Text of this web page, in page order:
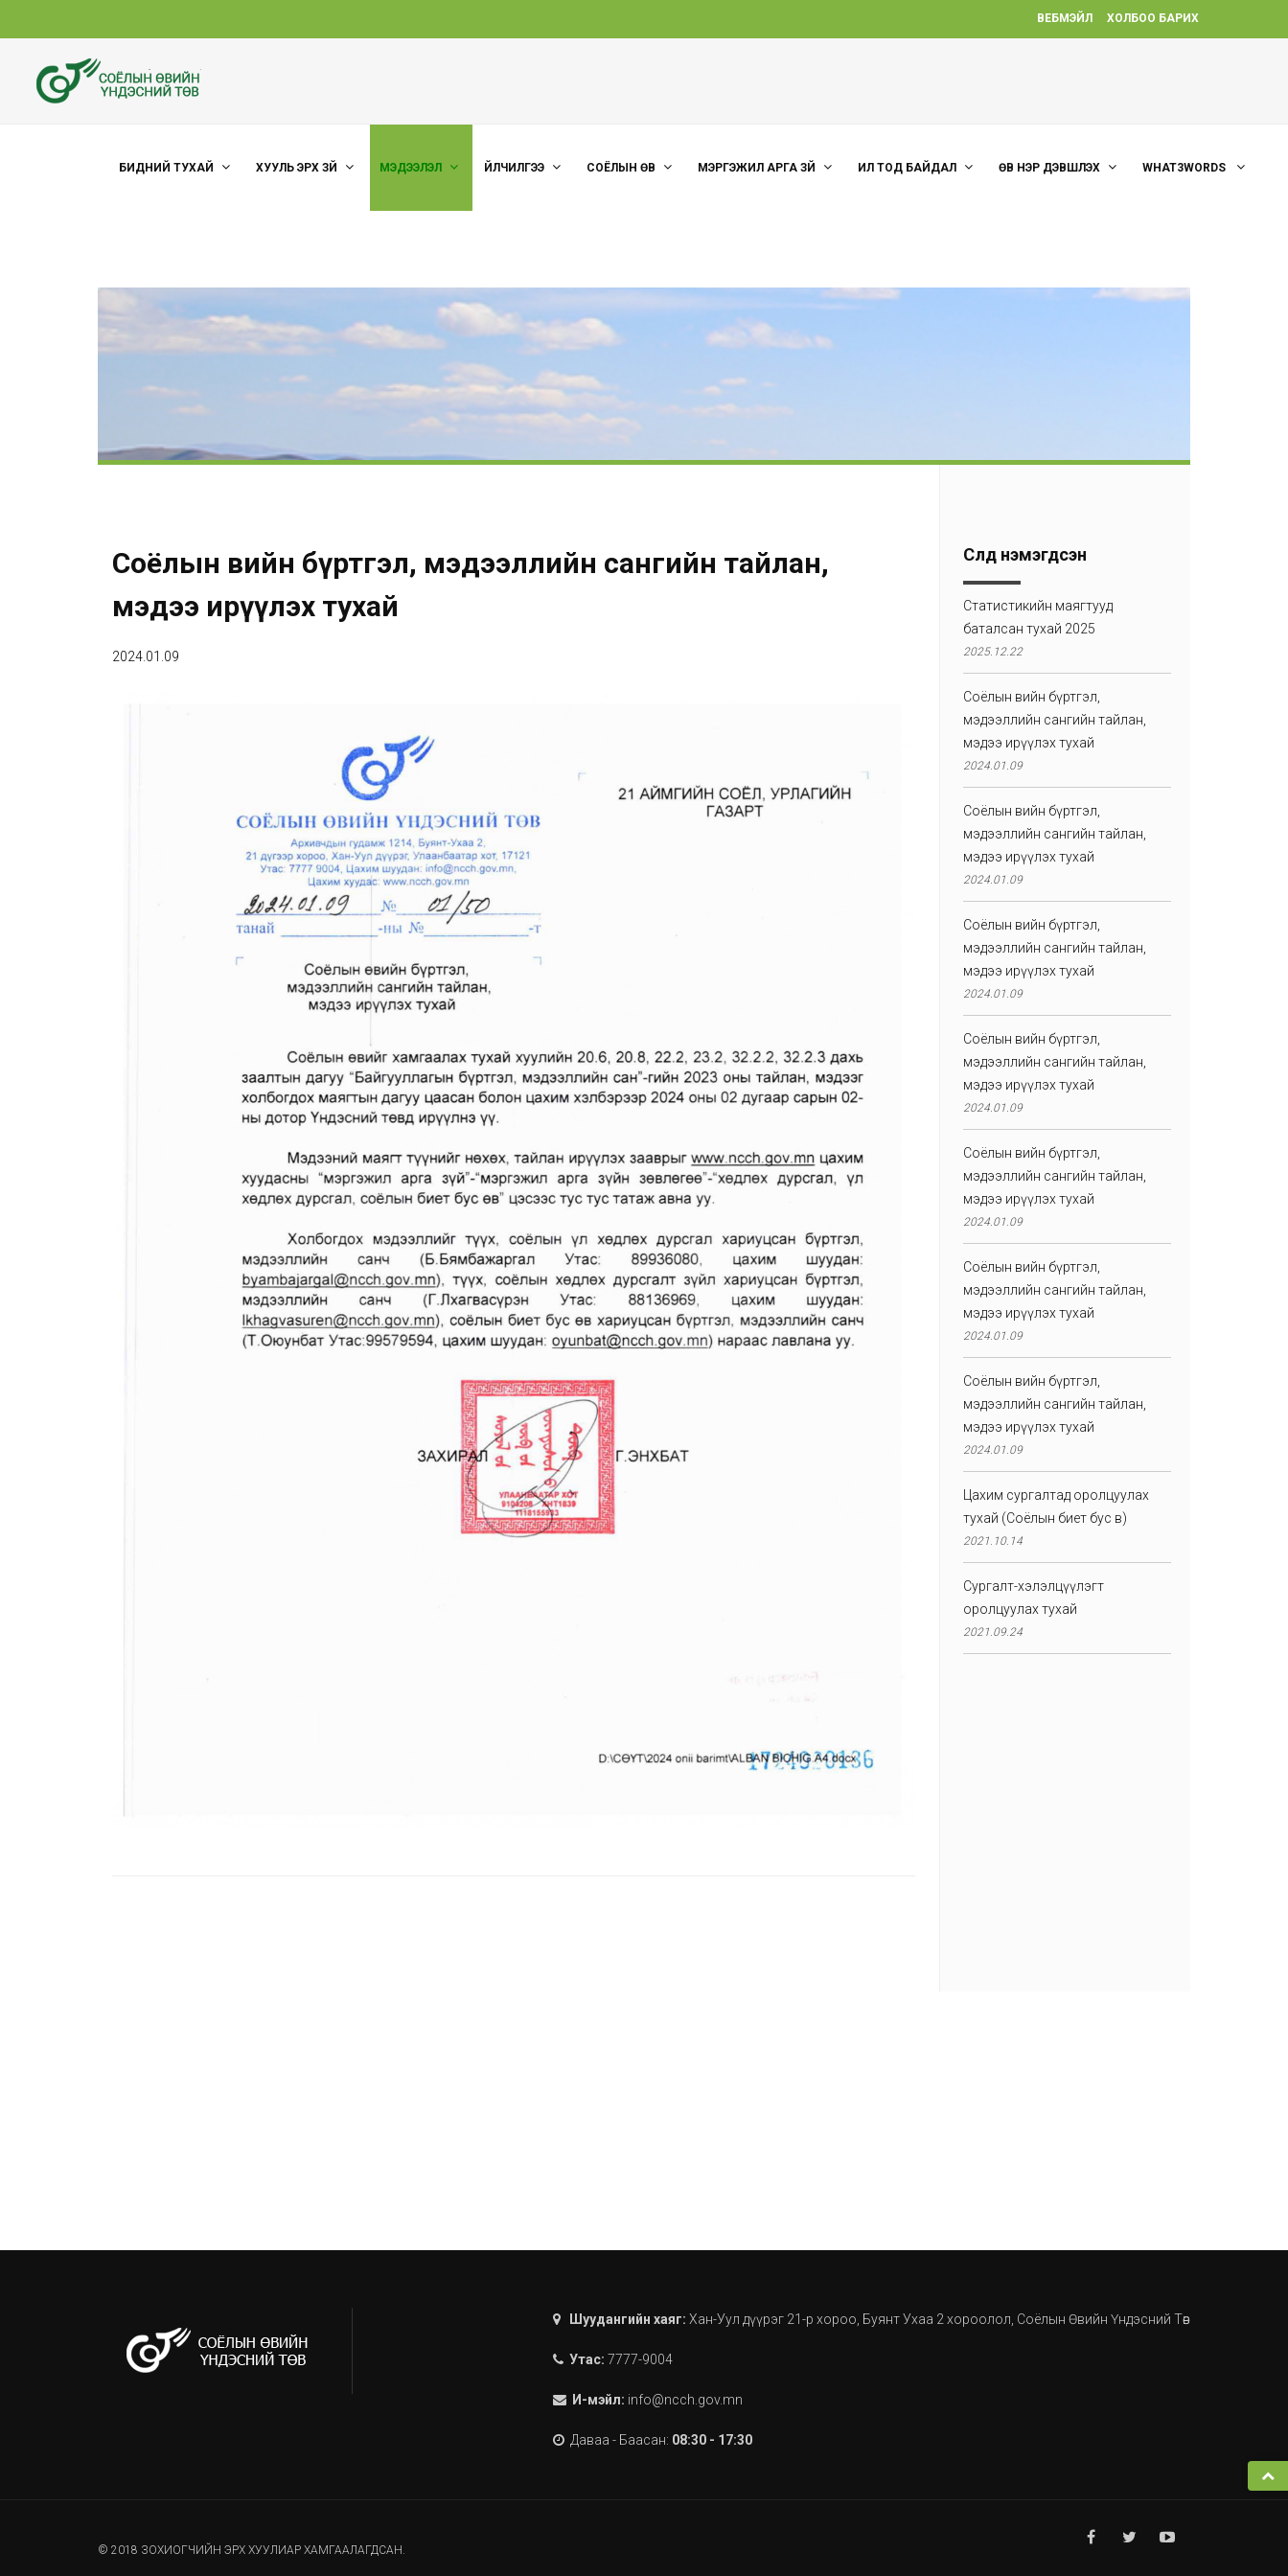
ВЕБМЭЙЛ ХОЛБОО БАРИХ
БИДНИЙ ТУХАЙ ХУУЛЬ ЭРХ ЗҮЙ МЭДЭЭЛЭЛ ҮЙЛЧИЛГЭЭ СОЁЛЫН ӨВ МЭРГЭЖИЛ АРГА ЗҮЙ ИЛ ТОД БАЙДАЛ ӨВ НЭР ДЭВШҮҮЛЭХ WHAT3WORDS
Соёлын өвийн бүртгэл, мэдээллийн сангийн тайлан,
мэдээ ирүүлэх тухай
2024.01.09
Сүүлд нэмэгдсэн
Статистикийн маягтууд
баталсан тухай 2025
2025.12.22
Соёлын өвийн бүртгэл,
мэдээллийн сангийн тайлан,
мэдээ ирүүлэх тухай
2024.01.09
Соёлын өвийн бүртгэл,
мэдээллийн сангийн тайлан,
мэдээ ирүүлэх тухай
2024.01.09
Соёлын өвийн бүртгэл,
мэдээллийн сангийн тайлан,
мэдээ ирүүлэх тухай
2024.01.09
Соёлын өвийн бүртгэл,
мэдээллийн сангийн тайлан,
мэдээ ирүүлэх тухай
2024.01.09
Соёлын өвийн бүртгэл,
мэдээллийн сангийн тайлан,
мэдээ ирүүлэх тухай
2024.01.09
Соёлын өвийн бүртгэл,
мэдээллийн сангийн тайлан,
мэдээ ирүүлэх тухай
2024.01.09
Соёлын өвийн бүртгэл,
мэдээллийн сангийн тайлан,
мэдээ ирүүлэх тухай
2024.01.09
Цахим сургалтад оролцуулах
тухай (Соёлын биет бус өв)
2021.10.14
Сургалт-хэлэлцүүлэгт
оролцуулах тухай
2021.09.24
Шуудангийн хаяг: Хан-Уул дүүрэг 21-р хороо, Буянт Ухаа 2 хороолол, Соёлын Өвийн Үндэсний Төв
Утас: 7777-9004
И-мэйл: info@ncch.gov.mn
Даваа - Баасан: 08:30 - 17:30
© 2018 ЗОХИОГЧИЙН ЭРХ ХУУЛИАР ХАМГААЛАГДСАН.